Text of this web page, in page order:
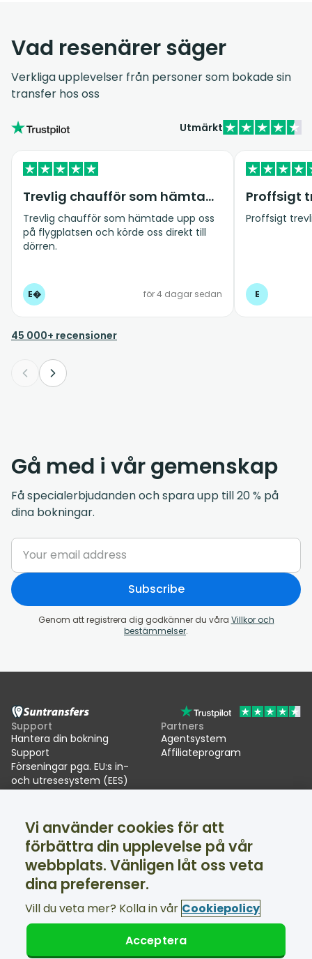
Vad resenärer säger
Verkliga upplevelser från personer som bokade sin
transfer hos oss
Utmärkt
Trevlig chaufför som hämtade upp oss på…
Trevlig chaufför som hämtade upp oss
på flygplatsen och körde oss direkt till
dörren.
E� för 4 dagar sedan
Proffsigt
Proffsigt
E
45 000+ recensioner
Gå med i vår gemenskap
Få specialerbjudanden och spara upp till 20 % på
dina bokningar.
Subscribe
Genom att registrera dig godkänner du våra Villkor och
bestämmelser.
Support
Hantera din bokning
Support
Förseningar pga. EU:s in-
och utresesystem (EES)
Partners
Agentsystem
Affiliateprogram
Om oss
Omdömen
Skidtransfers
Facebook
Twitter
Support tillgänglig dygnet runt
© Suntransfers.com 2026
Vi använder cookies för att
förbättra din upplevelse på vår
webbplats. Vänligen låt oss veta
dina preferenser.
Vill du veta mer? Kolla in vår Cookiepolicy
Acceptera